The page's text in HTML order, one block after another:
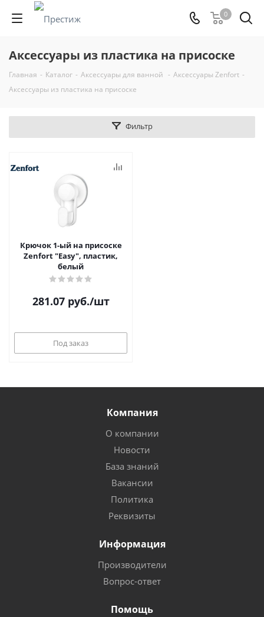
0
Аксессуары из пластика на присоске
Главная - Каталог - Аксессуары для ванной - Аксессуары Zenfort -
Аксессуары из пластика на присоске
Фильтр
Крючок 1-ый на присоске
Zenfort "Easy", пластик,
белый
281.07руб./шт
Под заказ
Компания
О компании
Новости
База знаний
Вакансии
Политика
Реквизиты
Информация
Производители
Вопрос-ответ
Помощь